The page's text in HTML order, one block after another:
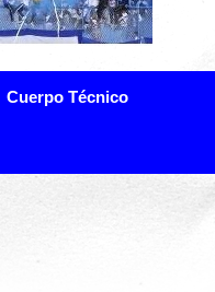
Cuerpo Técnico